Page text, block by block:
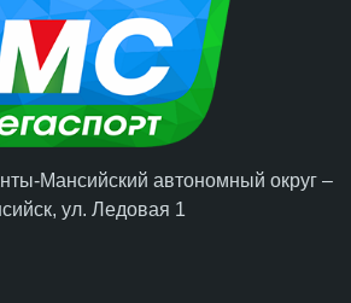
Мансийский автономный округ –
, ул. Ледовая 1